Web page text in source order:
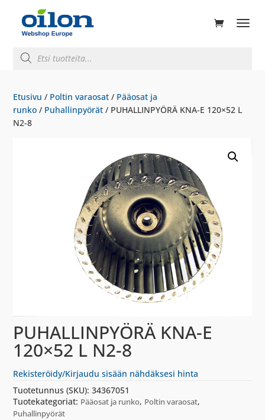
search
Etusivu / Poltin varaosat / Pääosat ja
runko / Puhallinpyörät / PUHALLINPYÖRÄ KNA-E 120×52 L
N2-8
PUHALLINPYÖRÄ KNA-E
120×52 L N2-8
Rekisteröidy/Kirjaudu sisään nähdäksesi hinta
Tuotetunnus (SKU):34367051
Tuotekategoriat: Pääosat ja runko, Poltin varaosat,
Puhallinpyörät